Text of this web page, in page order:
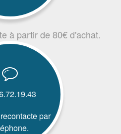
à partir de 80€ d'achat.
par